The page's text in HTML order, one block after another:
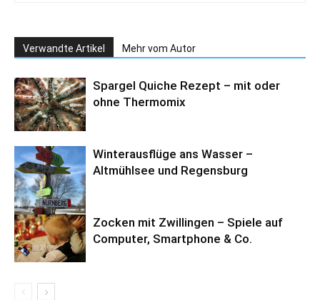
Verwandte Artikel Mehr vom Autor
Spargel Quiche Rezept – mit oder
ohne Thermomix
Winterausflüge ans Wasser –
Altmühlsee und Regensburg
Zocken mit Zwillingen – Spiele auf
Computer, Smartphone & Co.